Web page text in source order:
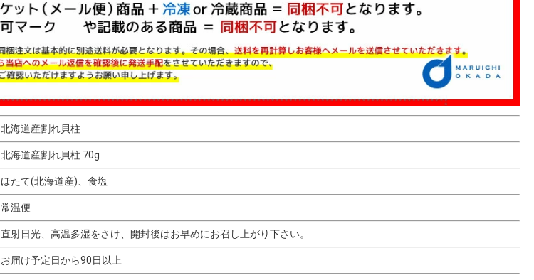
北海道産割れ貝柱
北海道産割れ貝柱 70g
ほたて(北海道産)、食塩
常温便
直射日光、高温多湿をさけ、開封後はお早めにお召し上がり下さい。
お届け予定日から90日以上